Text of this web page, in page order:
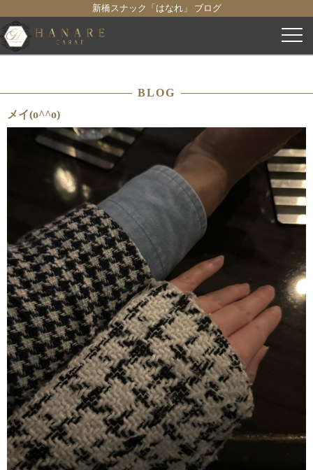
新橋スナック「はなれ」 ブログ
コ
ン
ツ
キ
BLOG
メイ(o^^o)